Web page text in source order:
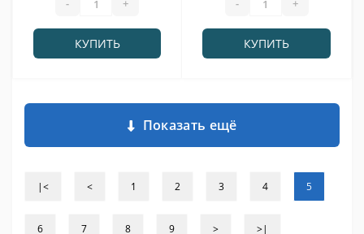
- +
КУПИТЬ
- +
КУПИТЬ
Показать ещё
|< < 1 2 3 4 5
6 7 8 9 > >|